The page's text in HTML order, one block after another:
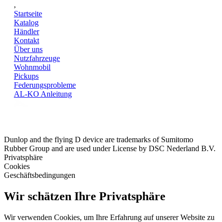
,
Startseite
Katalog
Händler
Kontakt
Über uns
Nutzfahrzeuge
Wohnmobil
Pickups
Federungsprobleme
AL-KO Anleitung
Dunlop and the flying D device are trademarks of Sumitomo
Rubber Group and are used under License by DSC Nederland B.V.
Privatsphäre
Cookies
Geschäftsbedingungen
Wir schätzen Ihre Privatsphäre
Wir verwenden Cookies, um Ihre Erfahrung auf unserer Website zu